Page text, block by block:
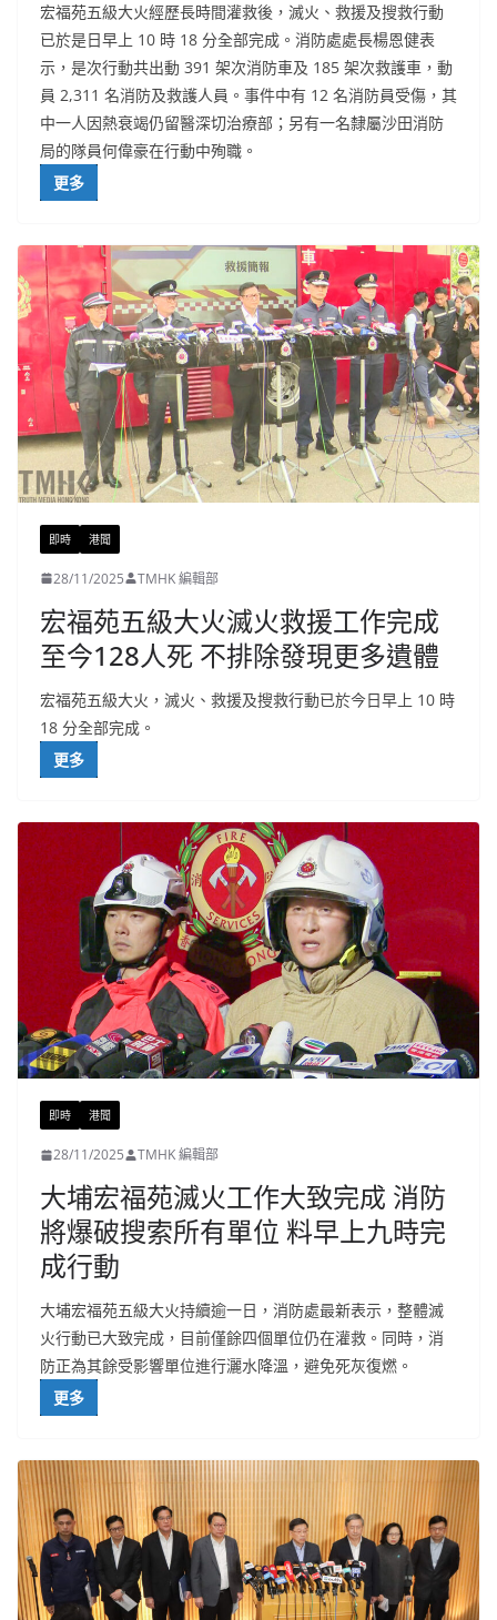
宏福苑五級大火經歷長時間灌救後，滅火、救援及搜救行動
已於是日早上 10 時 18 分全部完成。消防處處長楊恩健表
示，是次行動共出動 391 架次消防車及 185 架次救護車，動
員 2,311 名消防及救護人員。事件中有 12 名消防員受傷，其
中一人因熱衰竭仍留醫深切治療部；另有一名隸屬沙田消防
局的隊員何偉豪在行動中殉職。
更多
即時 港聞
28/11/2025 TMHK 編輯部
宏福苑五級大火滅火救援工作完成
至今128人死 不排除發現更多遺體
宏福苑五級大火，滅火、救援及搜救行動已於今日早上 10 時
18 分全部完成。
更多
即時 港聞
28/11/2025 TMHK 編輯部
大埔宏福苑滅火工作大致完成 消防
將爆破搜索所有單位 料早上九時完
成行動
大埔宏福苑五級大火持續逾一日，消防處最新表示，整體滅
火行動已大致完成，目前僅餘四個單位仍在灌救。同時，消
防正為其餘受影響單位進行灑水降溫，避免死灰復燃。
更多